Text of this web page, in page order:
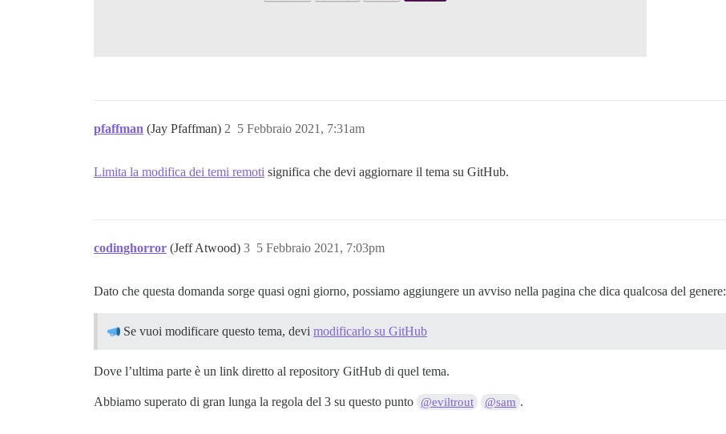
pfaffman (Jay Pfaffman) 5 Febbraio 2021, 7:31am
2
Limita la modifica dei temi remoti significa che devi aggiornare il tema su GitHub.
codinghorror (Jeff Atwood) 5 Febbraio 2021, 7:03pm
3
Dato che questa domanda sorge quasi ogni giorno, possiamo aggiungere un avviso nella pagina che dica qualcosa del genere:
Se vuoi modificare questo tema, devi modificarlo su GitHub
Dove l’ultima parte è un link diretto al repository GitHub di quel tema.
Abbiamo superato di gran lunga la regola del 3 su questo punto @eviltrout @sam .